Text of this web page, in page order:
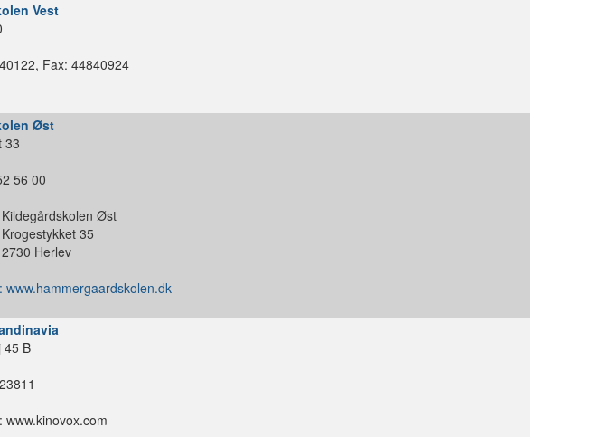
Vest
Fax: 44840924
Øst
33
56 00
Øst
35
Herlev
www.hammergaardskolen.dk
45 B
www.kinovox.com